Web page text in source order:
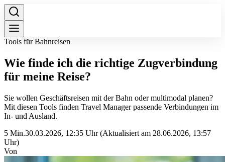
Tools für Bahnreisen
Wie finde ich die richtige Zugverbindung
für meine Reise?
Sie wollen Geschäftsreisen mit der Bahn oder multimodal planen?
Mit diesen Tools finden Travel Manager passende Verbindungen im
In- und Ausland.
5 Min.30.03.2026, 12:35 Uhr(Aktualisiert am 28.06.2026, 13:57
Uhr)
Von